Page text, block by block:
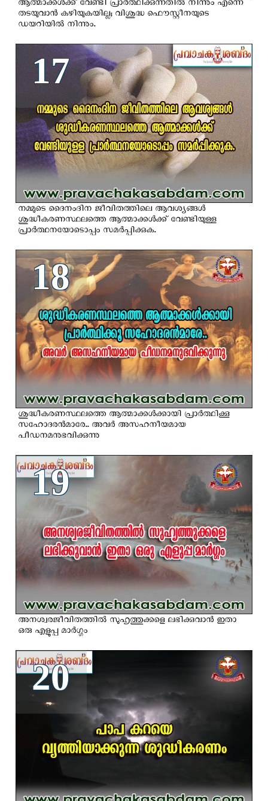
ആത്മാക്കള്‍ക്ക് വേണ്ടി പ്രാര്‍ത്ഥിക്കുന്നതില്‍ നിന്നും എന്നെ
തടയുവാന്‍ കഴിയുകയില്ല; വിശുദ്ധ ഫൌസ്റ്റീനയുടെ
ഡയറിയില്‍ നിന്നും.
17
നമ്മുടെ ദൈനംദിന ജീവിതത്തിലെ ആവശ്യങ്ങള്‍
ശുദ്ധീകരണസ്ഥലത്തെ ആത്മാക്കള്‍ക്ക് വേണ്ടിയുള്ള
പ്രാര്‍ത്ഥനയോടൊപ്പം സമര്‍പ്പിക്കുക.
18
ശുദ്ധീകരണസ്ഥലത്തെ ആത്മാക്കള്‍ക്കായി പ്രാര്‍ത്ഥിക്കൂ
സഹോദരന്‍മാരേ.. അവര്‍ അസഹനീയമായ
പീഡനമനുഭവിക്കുന്നു
19
അനശ്വരജീവിതത്തില്‍ സുഹൃത്തുക്കളെ ലഭിക്കുവാന്‍ ഇതാ
ഒരു എളുപ്പ മാര്‍ഗ്ഗം
20